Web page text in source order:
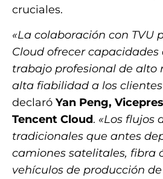
cruciales.
«La colaboración con TVU
Cloud ofrecer capacidades
trabajo profesional de alto
alta fiabilidad a los
declaró Yan Peng,
Tencent Cloud. «Los flujos
tradicionales que antes
camiones satelitales, fibra
vehículos de producción